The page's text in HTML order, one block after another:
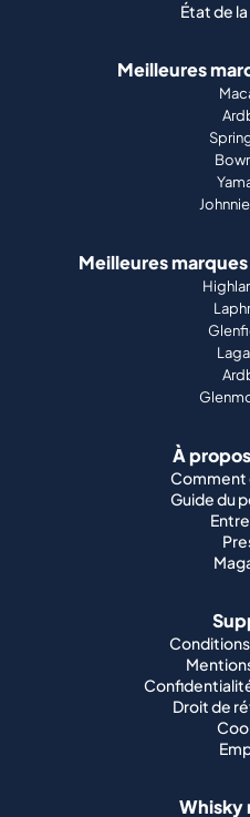
État de
Meilleures
Meilleures
À
Comment
Guide du
Droit de
Whisky